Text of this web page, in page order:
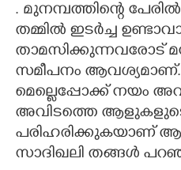
. മുനമ്പത്തിന്റെ
തമ്മിൽ ഇടർച്ച
താമസിക്കുന്നവരോട്
സമീപനം
മെല്ലെപ്പോക്ക് നയം
അവിടത്തെ
പരിഹരിക്കുകയാണ്
സാദിഖലി തങ്ങൾ